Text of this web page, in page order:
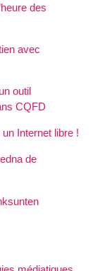
des
avec
outil
CQFD
un Internet libre !
de